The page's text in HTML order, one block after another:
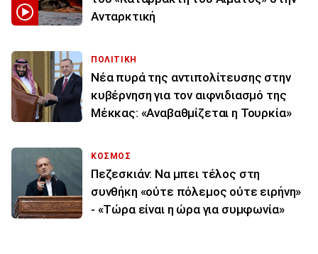
Ανταρκτική
ΠΟΛΙΤΙΚΗ
Νέα πυρά της αντιπολίτευσης στην
κυβέρνηση για τον αιφνιδιασμό της
Μέκκας: «Αναβαθμίζεται η Τουρκία»
ΚΟΣΜΟΣ
Πεζεσκιάν: Να μπει τέλος στη
συνθήκη «ούτε πόλεμος ούτε ειρήνη»
- «Τώρα είναι η ώρα για συμφωνία»